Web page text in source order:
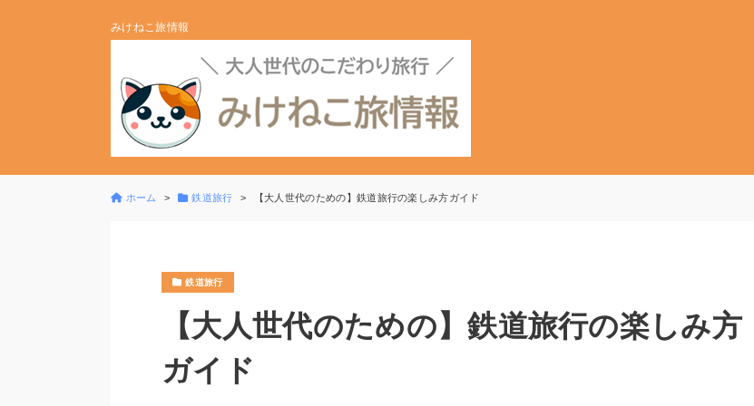
みけねこ旅情報
ホーム 鉄道旅行 【大人世代のための】鉄道旅行の楽しみ方ガイド
鉄道旅行
【大人世代のための】鉄道旅行の楽しみ方
ガイド